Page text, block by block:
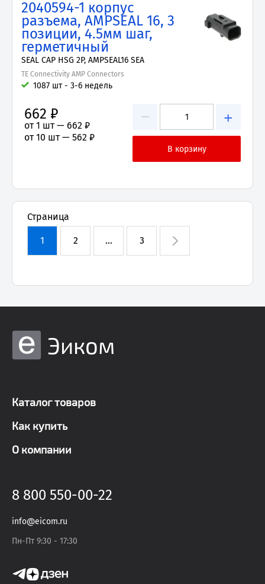
2040594-1 корпус
разъема, AMPSEAL 16, 3
позиции, 4.5мм шаг,
герметичный
SEAL CAP HSG 2P, AMPSEAL16 SEA
TE Connectivity AMP Connectors
1087 шт - 3-6 недель
− +
662 ₽
от 1 шт — 662 ₽
от 10 шт — 562 ₽
Страница
1 2 ... 3
Эиком
Каталог товаров
Как купить
О компании
8 800 550-00-22
info@eicom.ru
Пн-Пт 9:30 - 17:30